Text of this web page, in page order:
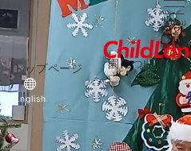
Menu
English
トップページ 園について
About